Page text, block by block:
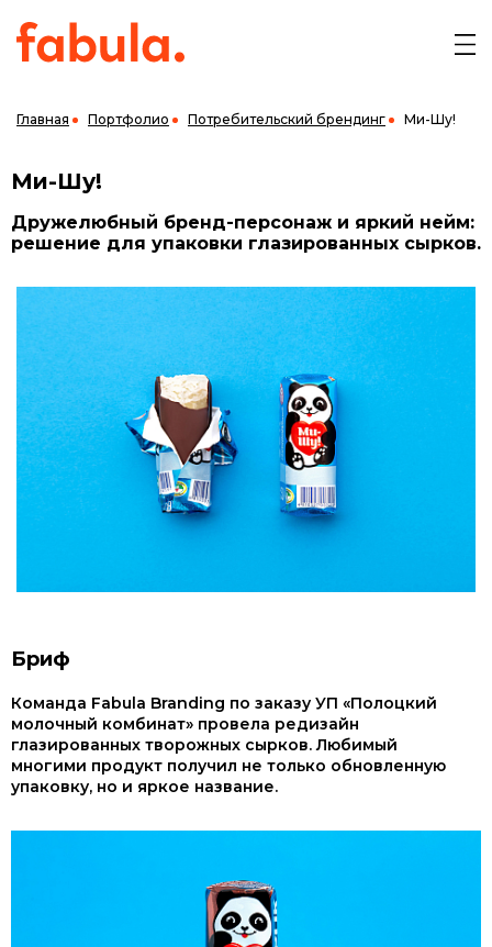
Главная Портфолио Потребительский брендинг Ми-Шу!
Ми-Шу!
Дружелюбный бренд-персонаж и яркий нейм:
решение для упаковки глазированных сырков.
Бриф
Команда Fabula Branding по заказу УП «Полоцкий
молочный комбинат» провела редизайн
глазированных творожных сырков. Любимый
многими продукт получил не только обновленную
упаковку, но и яркое название.